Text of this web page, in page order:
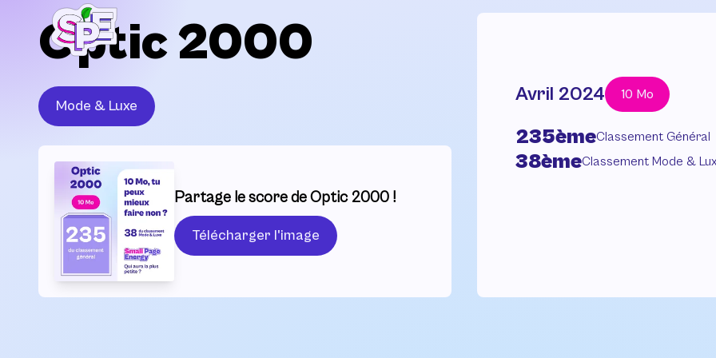
Optic 2000
Mode & Luxe
Partage le score de Optic 2000 !
Télécharger l'image
Avril 2024 10 Mo
235èmeClassement Général
38èmeClassement Mode &